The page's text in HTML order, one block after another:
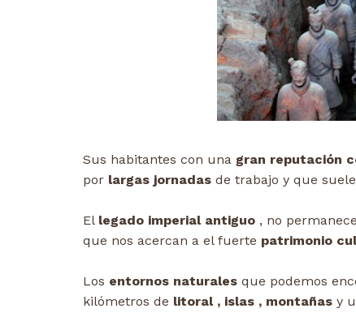
Sus habitantes con una gran reputación
por largas jornadas de trabajo y que
El legado imperial antiguo , no
que nos acercan a el fuerte patrimonio
Los entornos naturales que podemos
kilómetros de litoral , islas , montañas y